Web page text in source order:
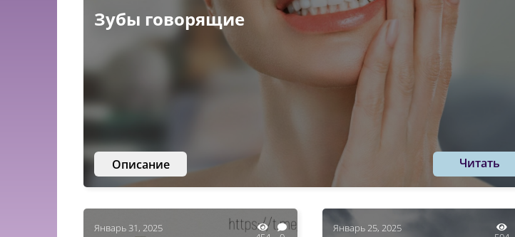
Зубы говорящие
Описание Читать
Январь 31, 2025 Январь 25, 2025